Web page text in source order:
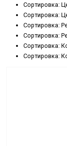
Сортировка:
Сортировка:
Сортировка:
Сортировка:
Сортировка:
Сортировка: